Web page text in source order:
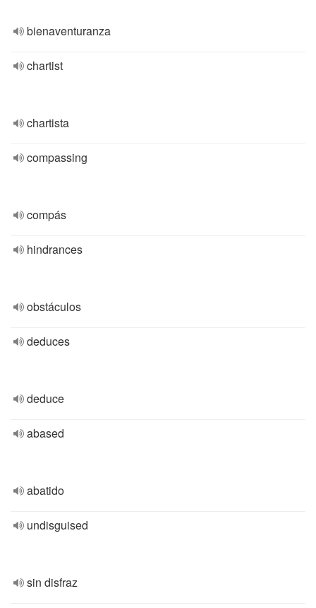
bienaventuranza
chartist
chartista
compassing
compás
hindrances
obstáculos
deduces
deduce
abased
abatido
undisguised
sin disfraz